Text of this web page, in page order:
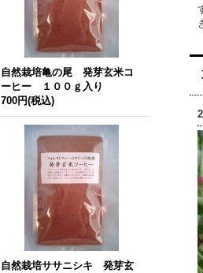
自然栽培亀の尾 発芽玄米コ
ーヒー １００ｇ入り
700円(税込)
自然栽培ササニシキ 発芽玄